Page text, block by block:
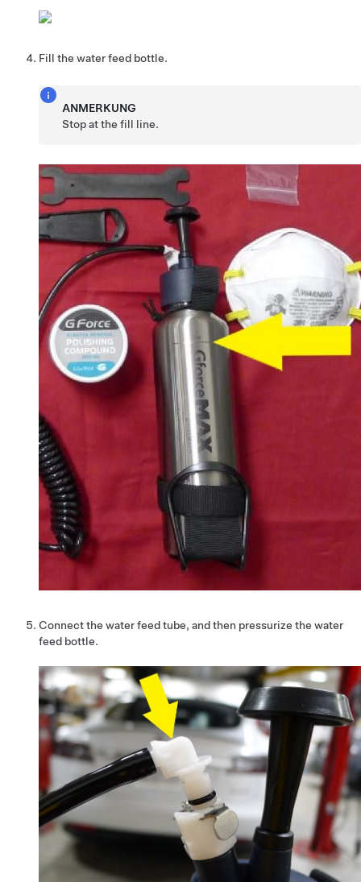
Fill the water feed bottle.
ANMERKUNG
Stop at the fill line.
Connect the water feed tube, and then pressurize the water
feed bottle.